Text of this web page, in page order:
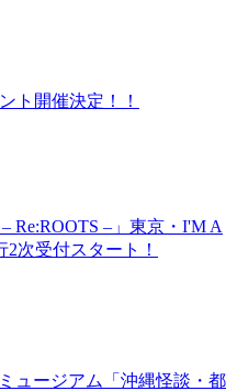
ト開催決定！！
Re:ROOTS –」東京・I'M A
次受付スタート！
ュージアム「沖縄怪談・都